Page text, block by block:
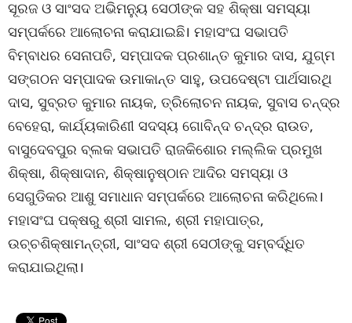
ସୂରଜ ଓ ସାଂସଦ ଅଭିମନ୍ୟୁ ସେଠୀଙ୍କ ସହ ଶିକ୍ଷା ସମସ୍ୟା
ସମ୍ପର୍କରେ ଆଲୋଚନା କରାଯାଇଛି। ମହାସଂଘ ସଭାପତି
ବିମ୍ବାଧର ସେନାପତି, ସମ୍ପାଦକ ପ୍ରଶାନ୍ତ କୁମାର ଦାସ, ଯୁଗ୍ମ
ସଙ୍ଗଠନ ସମ୍ପାଦକ ଉମାକାନ୍ତ ସାହୁ, ଉପଦେଷ୍ଟା ପାର୍ଥସାରଥି
ଦାସ, ସୁବ୍ରତ କୁମାର ନାୟକ, ତ୍ରିଲୋଚନ ନାୟକ, ସୁବାସ ଚନ୍ଦ୍ର
ବେହେରା, କାର୍ଯ୍ୟକାରିଣୀ ସଦସ୍ୟ ଗୋବିନ୍ଦ ଚନ୍ଦ୍ର ରାଉତ,
ବାସୁଦେବପୁର ବ୍ଲକ ସଭାପତି ରାଜକିଶୋର ମଲ୍ଲିକ ପ୍ରମୁଖ
ଶିକ୍ଷା, ଶିକ୍ଷାଦାନ, ଶିକ୍ଷାନୁଷ୍ଠାନ ଆଦିର ସମସ୍ୟା ଓ
ସେଗୁଡିକର ଆଶୁ ସମାଧାନ ସମ୍ପର୍କରେ ଆଲୋଚନା କରିଥିଲେ।
ମହାସଂଘ ପକ୍ଷରୁ ଶ୍ରୀ ସାମଲ, ଶ୍ରୀ ମହାପାତ୍ର,
ଉଚ୍ଚଶିକ୍ଷାମନ୍ତ୍ରୀ, ସାଂସଦ ଶ୍ରୀ ସେଠୀଙ୍କୁ ସମ୍ବର୍ଦ୍ଧିତ
କରାଯାଇଥିଲା।